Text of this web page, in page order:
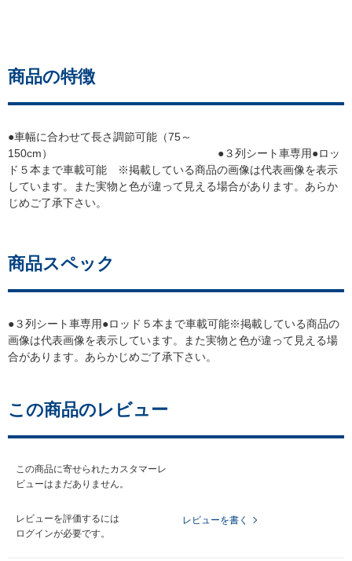
商品の特徴
●車幅に合わせて長さ調節可能（75～
150cm） ●３列シート車専用●ロッ
ド５本まで車載可能 ※掲載している商品の画像は代表画像を表示
しています。また実物と色が違って見える場合があります。あらか
じめご了承下さい。
商品スペック
●３列シート車専用●ロッド５本まで車載可能※掲載している商品の
画像は代表画像を表示しています。また実物と色が違って見える場
合があります。あらかじめご了承下さい。
この商品のレビュー
この商品に寄せられたカスタマーレ
ビューはまだありません。
レビューを評価するには
ログインが必要です。
レビューを書く